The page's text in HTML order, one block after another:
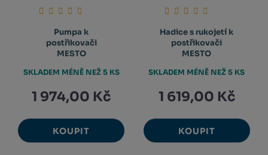
Pumpa k
postřikovači
MESTO
1 974,00 Kč
KOUPIT
SKLADEM MÉNĚ NEŽ 5 KS
Hadice s rukojetí k
postřikovači
MESTO
1 619,00 Kč
KOUPIT
SKLADEM MÉNĚ NEŽ 5 KS